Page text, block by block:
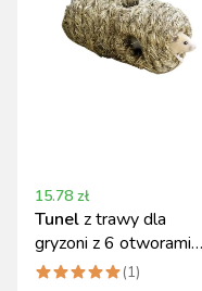
15.78 zł
Tunelz trawy dla
gryzoni z 6 otworami
Kerbl 18x10x10 cm
(1)